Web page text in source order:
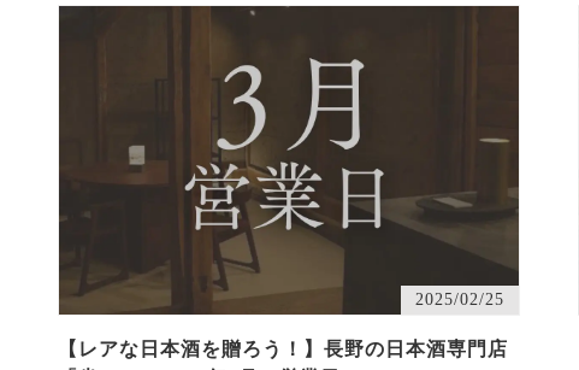
2025/02/25
【レアな日本酒を贈ろう！】長野の日本酒専門店